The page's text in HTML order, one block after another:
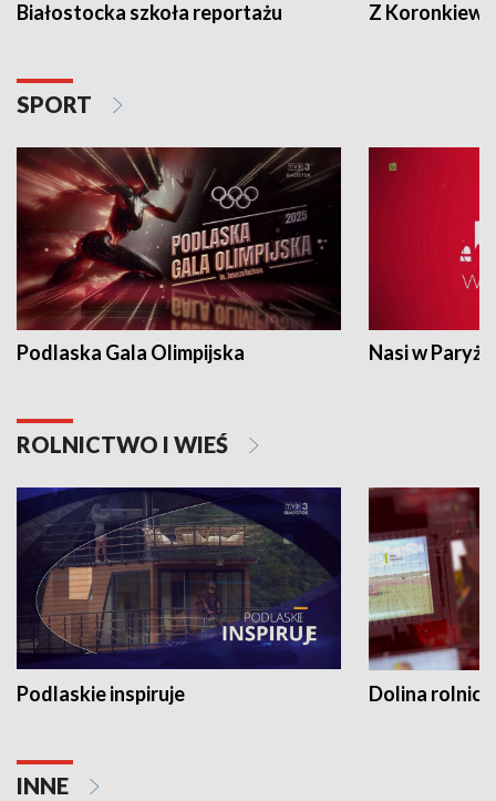
Białostocka szkoła reportażu Z
SPORT
Podlaska Gala Olimpijska Nasi w Paryżu
ROLNICTWO I WIEŚ
Podlaskie inspiruje Dolina
INNE